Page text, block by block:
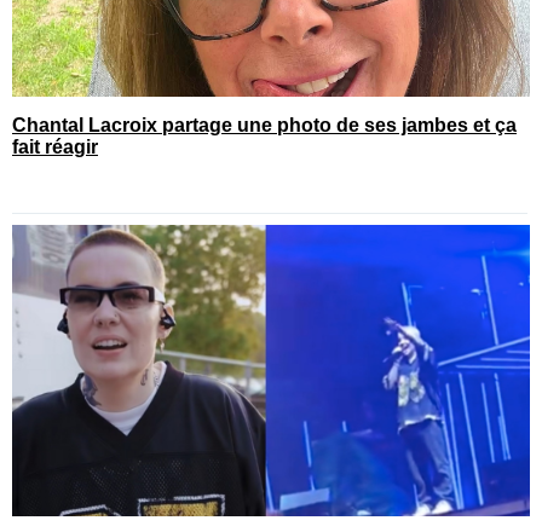
Chantal Lacroix partage une photo de ses jambes et ça
fait réagir